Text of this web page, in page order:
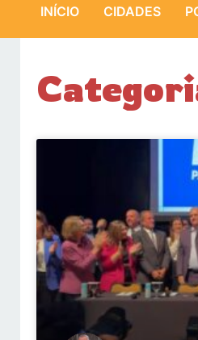
INÍCIO CIDADES